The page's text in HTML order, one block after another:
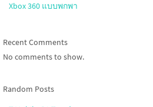
Xbox 360 แบบพกพา
Recent Comments
No comments to show.
Random Posts